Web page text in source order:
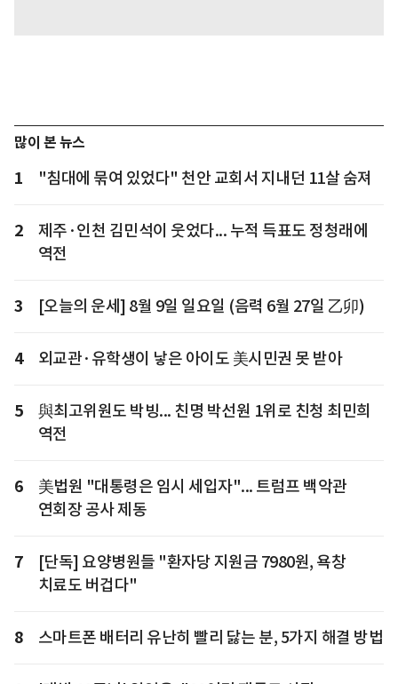
많이 본 뉴스
1 "침대에 묶여 있었다" 천안 교회서 지내던 11살 숨져
2
제주·인천 김민석이 웃었다... 누적 득표도 정청래에
역전
3 [오늘의 운세] 8월 9일 일요일 (음력 6월 27일 乙卯)
4 외교관·유학생이 낳은 아이도 美시민권 못 받아
5
與최고위원도 박빙... 친명 박선원 1위로 친청 최민희
역전
6
美법원 "대통령은 임시 세입자"... 트럼프 백악관
연회장 공사 제동
7
[단독] 요양병원들 "환자당 지원금 7980원, 욕창
치료도 버겁다"
8 스마트폰 배터리 유난히 빨리 닳는 분, 5가지 해결 방법